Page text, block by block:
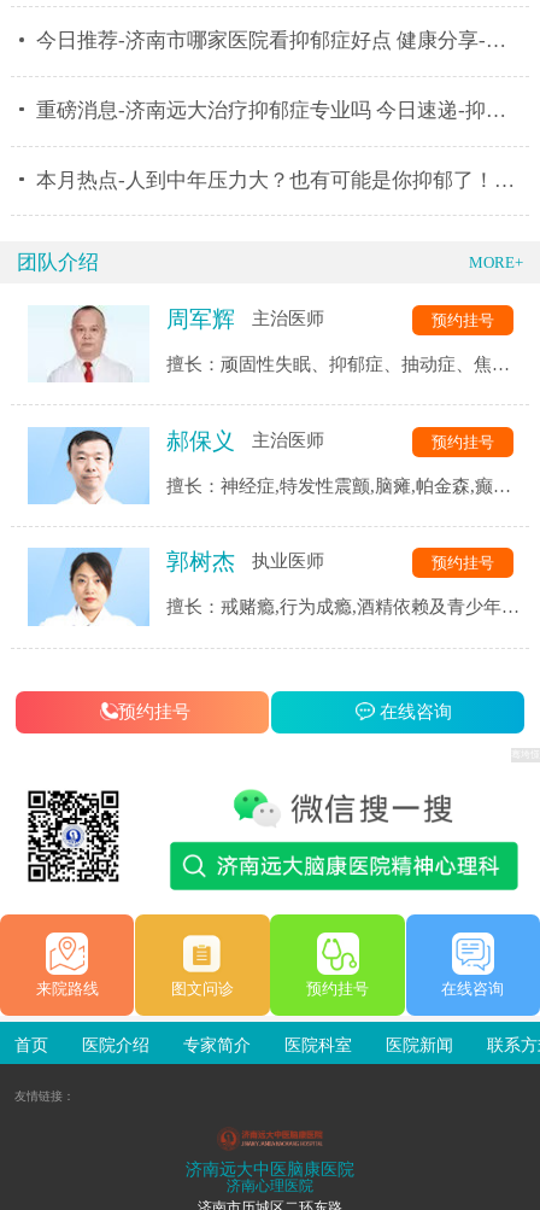
今日推荐-济南市哪家医院看抑郁症好点 健康分享-抑郁
重磅消息-济南远大治疗抑郁症专业吗 今日速递-抑郁症
本月热点-人到中年压力大？也有可能是你抑郁了！济南
团队介绍 MORE+
周军辉 主治医师
擅长：顽固性失眠、抑郁症、抽动症、焦虑
等精神心理疾病的诊断与治疗。
预约挂号
郝保义 主治医师
擅长：神经症,特发性震颤,脑瘫,帕金森,癫痫,
预约挂号
郭树杰 执业医师
擅长：戒赌瘾,行为成瘾,酒精依赖及青少年网
预约挂号
预约挂号 在线咨询
来院路线 图文问诊 预约挂号 在线咨询
首页 医院介绍 专家简介 医院科室 医院新闻 联系
友情链接：
济南远大中医脑康医院
济南心理医院